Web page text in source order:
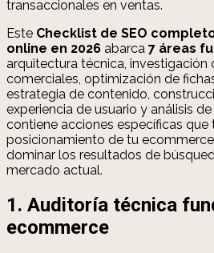
transaccionales en ventas.
Este Checklist de SEO
online en 2026 abarca 7 áreas
arquitectura técnica, investigación
comerciales, optimización de
estrategia de contenido,
experiencia de usuario y análisis
contiene acciones específicas que
posicionamiento de tu
dominar los resultados de
mercado actual.
1. Auditoría técnica
ecommerce